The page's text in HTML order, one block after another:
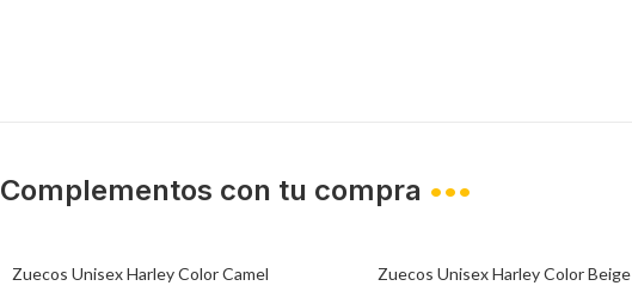
Complementos con tu compra •••
Zuecos Unisex Harley Color Camel Zuecos Unisex Harley Color Beige